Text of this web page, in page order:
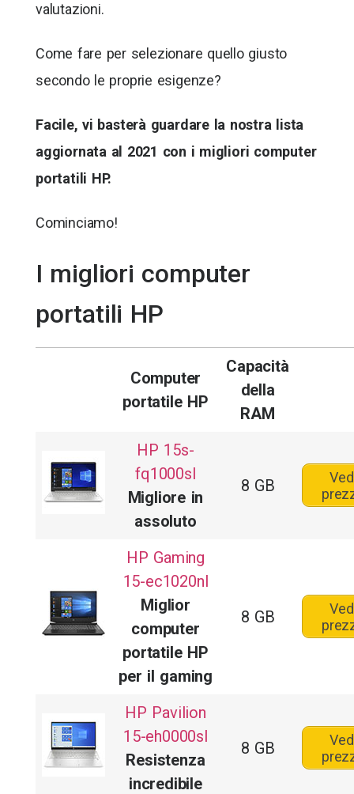
valutazioni.
Come fare per selezionare quello giusto
secondo le proprie esigenze?
Facile, vi basterà guardare la nostra lista
aggiornata al 2021 con i migliori computer
portatili HP.
Cominciamo!
I migliori computer
portatili HP
Computer
portatile HP
Capacità
della
RAM
HP 15s-
fq1000sl
Migliore in
assoluto
8 GB
HP Gaming
15-ec1020nl
Miglior
computer
portatile HP
per il gaming
8 GB
HP Pavilion
15-eh0000sl
Resistenza
incredibile
8 GB